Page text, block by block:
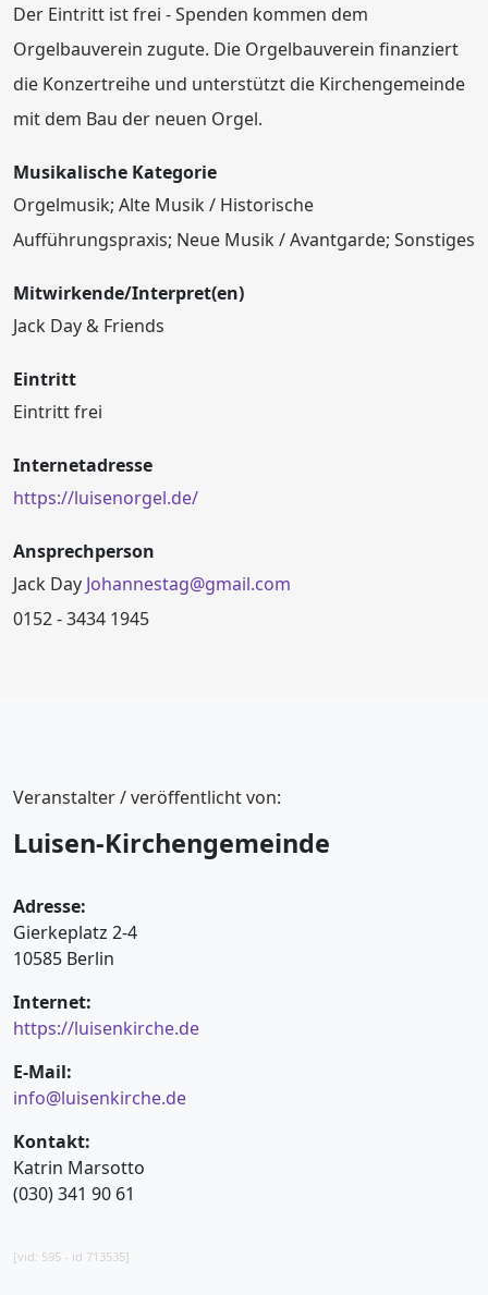
Der Eintritt ist frei - Spenden kommen dem
Orgelbauverein zugute. Die Orgelbauverein finanziert
die Konzertreihe und unterstützt die Kirchengemeinde
mit dem Bau der neuen Orgel.
Musikalische Kategorie
Orgelmusik; Alte Musik / Historische
Aufführungspraxis; Neue Musik / Avantgarde; Sonstiges
Mitwirkende/Interpret(en)
Jack Day & Friends
Eintritt
Eintritt frei
Internetadresse
https://luisenorgel.de/
Ansprechperson
Jack Day Johannestag@gmail.com
0152 - 3434 1945
Veranstalter / veröffentlicht von:
Luisen-Kirchengemeinde
Adresse:
Gierkeplatz 2-4
10585 Berlin
Internet:
https://luisenkirche.de
E-Mail:
info@luisenkirche.de
Kontakt:
Katrin Marsotto
(030) 341 90 61
[vid: 595 - id 713535]